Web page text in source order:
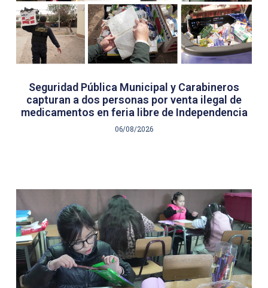
Seguridad Pública Municipal y Carabineros
capturan a dos personas por venta ilegal de
medicamentos en feria libre de Independencia
06/08/2026